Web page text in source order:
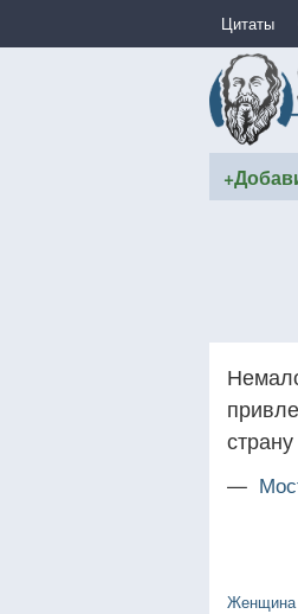
Цитаты
—
Женщина